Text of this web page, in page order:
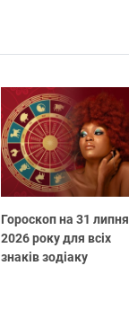
Гороскоп на 31 липня
2026 року для всіх
знаків зодіаку